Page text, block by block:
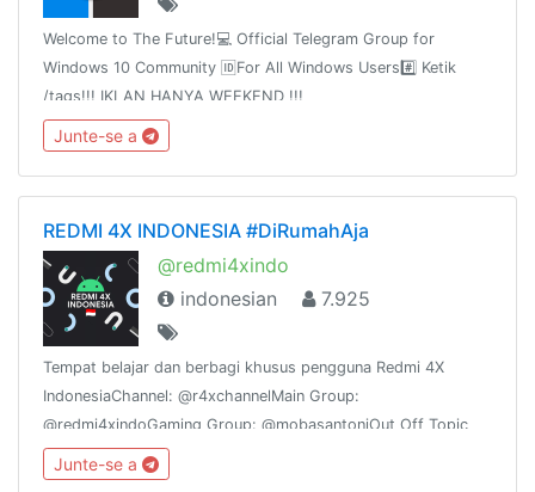
Welcome to The Future!💻 Official Telegram Group for
Windows 10 Community 🆔For All Windows Users#️⃣ Ketik
/tags!!! IKLAN HANYA WEEKEND !!!
Jul 20, 2016
Junte-se a
REDMI 4X INDONESIA #DiRumahAja
@redmi4xindo
indonesian
7.925
Tempat belajar dan berbagi khusus pengguna Redmi 4X
IndonesiaChannel: @r4xchannelMain Group:
@redmi4xindoGaming Group: @mobasantoniOut Off Topic
Group: @santoniotPhotography: @SantoniFotoID | English
Only: @r4xphotography
Junte-se a